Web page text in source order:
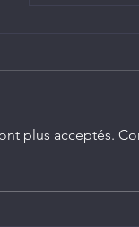
plus acceptés.